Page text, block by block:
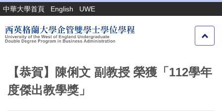
跳
到
主
要
中華大學首頁 English UWE
【恭賀】陳俐文 副教授 榮獲「112學年
度傑出教學獎」